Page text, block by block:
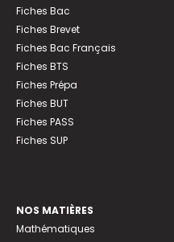
Fiches Bac
Fiches Brevet
Fiches Bac Français
Fiches BTS
Fiches Prépa
Fiches BUT
Fiches PASS
Fiches SUP
NOS MATIÈRES
Mathématiques